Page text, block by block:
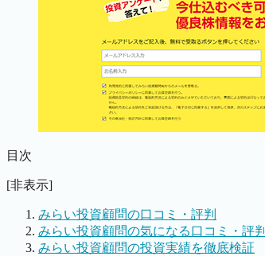
目次
[非表示]
みらい投資顧問の口コミ・評判
みらい投資顧問の気になる口コミ・評判
みらい投資顧問の投資実績を徹底検証